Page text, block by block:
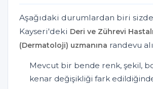
Aşağıdaki durumlardan biri
Kayseri'deki Deri ve Zührevi
(Dermatoloji) uzmanına randevu
Mevcut bir bende renk, şekil,
kenar değişikliği fark